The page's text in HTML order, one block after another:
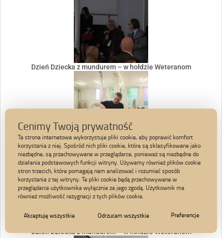
Dzień Dziecka z mundurem – w hołdzie Weteranom
Dzień Dziecka z mundurem – w hołdzie Weteranom
Dzień Dziecka z mundurem – w hołdzie Weteranom
Cenimy Twoją prywatność
Ta strona internetowa wykorzystuje pliki cookie, aby poprawić komfort
korzystania z niej. Spośród nich pliki cookie, które są sklasyfikowane jako
niezbędne, są przechowywane w przeglądarce, ponieważ są niezbędne do
działania podstawowych funkcji witryny. Używamy również plików cookie
stron trzecich, które pomagają nam analizować i rozumieć sposób
korzystania z tej witryny. Te pliki cookie będą przechowywane w
przeglądarce użytkownika wyłącznie za jego zgodą. Użytkownik ma
również możliwość rezygnacji z tych plików cookie.
Akceptuję wszystkie Odrzucam wszystkie Preferencje